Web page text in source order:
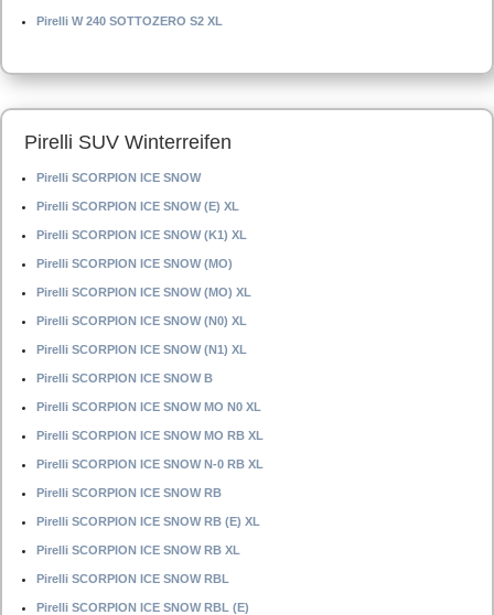
Pirelli W 240 SOTTOZERO S2 XL
Pirelli SUV Winterreifen
Pirelli SCORPION ICE SNOW
Pirelli SCORPION ICE SNOW (E) XL
Pirelli SCORPION ICE SNOW (K1) XL
Pirelli SCORPION ICE SNOW (MO)
Pirelli SCORPION ICE SNOW (MO) XL
Pirelli SCORPION ICE SNOW (N0) XL
Pirelli SCORPION ICE SNOW (N1) XL
Pirelli SCORPION ICE SNOW B
Pirelli SCORPION ICE SNOW MO N0 XL
Pirelli SCORPION ICE SNOW MO RB XL
Pirelli SCORPION ICE SNOW N-0 RB XL
Pirelli SCORPION ICE SNOW RB
Pirelli SCORPION ICE SNOW RB (E) XL
Pirelli SCORPION ICE SNOW RB XL
Pirelli SCORPION ICE SNOW RBL
Pirelli SCORPION ICE SNOW RBL (E)